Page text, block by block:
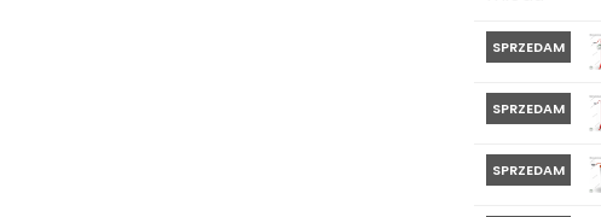
SPRZEDAM
SPRZEDAM
SPRZEDAM